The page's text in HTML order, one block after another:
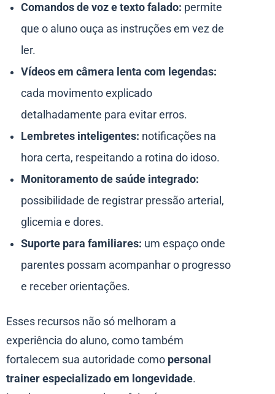
Comandos de voz e texto falado: permite
que o aluno ouça as instruções em vez de
ler.
Vídeos em câmera lenta com legendas:
cada movimento explicado
detalhadamente para evitar erros.
Lembretes inteligentes: notificações na
hora certa, respeitando a rotina do idoso.
Monitoramento de saúde integrado:
possibilidade de registrar pressão arterial,
glicemia e dores.
Suporte para familiares: um espaço onde
parentes possam acompanhar o progresso
e receber orientações.
Esses recursos não só melhoram a
experiência do aluno, como também
fortalecem sua autoridade como personal
trainer especializado em longevidade.